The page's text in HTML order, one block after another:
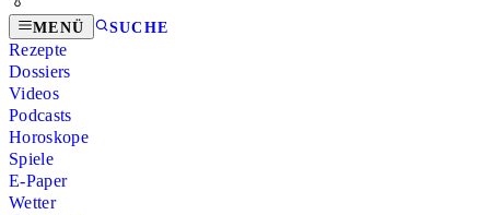
MENÜ SUCHE
Rezepte
Dossiers
Videos
Podcasts
Horoskope
Spiele
E-Paper
Wetter